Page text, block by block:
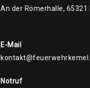
An der Römerhalle, 65321
E-Mail
Notruf